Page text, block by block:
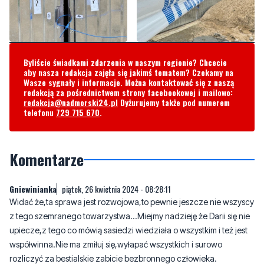
Byliście świadkami zdarzenia w naszym regionie? Chcecie
aby nasza redakcja zajęła się jakimś tematem? Czekamy na
Wasze sygnały i informacje. Można kontaktować się z naszą
redakcją za pośrednictwem strony facebookowej i mailowo:
redakcja@nadmorski24.pl Dyżurujemy także pod numerem
telefonu 729 715 670.
Komentarze
Gniewinianka piątek, 26 kwietnia 2024 - 08:28:11
Widać że,ta sprawa jest rozwojowa,to pewnie jeszcze nie wszyscy
z tego szemranego towarzystwa...Miejmy nadzieję że Darii się nie
upiecze,z tego co mówią sasiedzi wiedziała o wszystkim i też jest
współwinna.Nie ma zmiłuj się,wyłapać wszystkich i surowo
rozliczyć za bestialskie zabicie bezbronnego człowieka.